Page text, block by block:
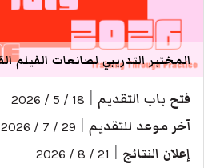
المختبر التدريبي لصانعات الفيلم
فتح باب التقديم 18 / 5 / 2026
آخر موعد للتقديم 29 / 7 / 2026
إعلان النتائج 21 / 8 / 2026